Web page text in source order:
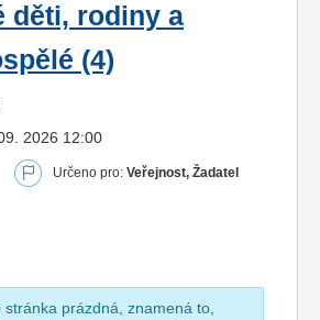
děti, rodiny a
(4)
2026 12:00
Určeno pro: Veřejnost, Žadatel
stránka prázdná, znamená to,